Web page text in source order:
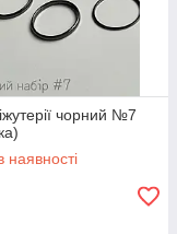
чорний №7